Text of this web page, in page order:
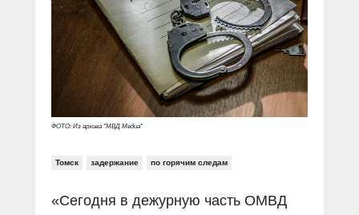
Социальные ролики
Документальные фильмы
Прямой разговор
В знании сила
Специальный репортаж
КиберПОСТОВОЙ
Газета «Щит и меч»
Журнал «Полиция России»
О ПОРТАЛЕ
Контакты
Вакансии
ФОТО: Из архива "МВД Медиа"
Томск задержание по горячим следам
«Сегодня в дежурную часть ОМВД